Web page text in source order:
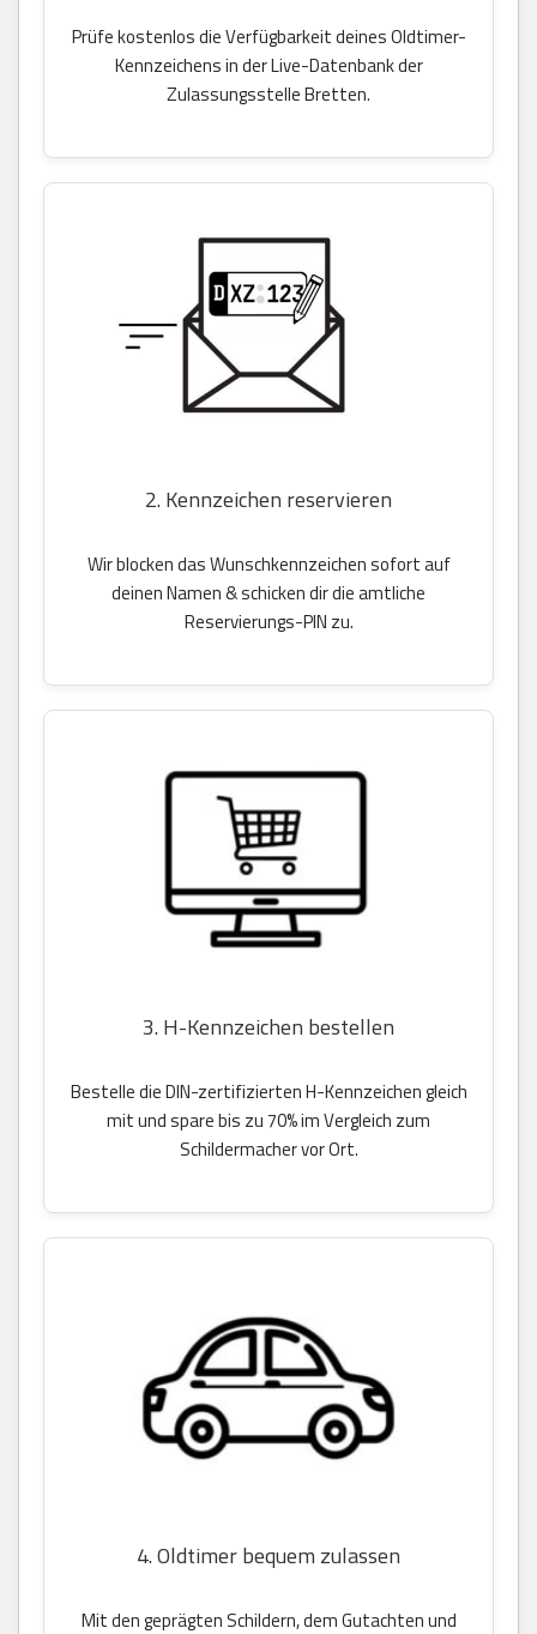
Prüfe kostenlos die Verfügbarkeit deines Oldtimer-
Kennzeichens in der Live-Datenbank der
Zulassungsstelle Bretten.
2. Kennzeichen reservieren
Wir blocken das Wunschkennzeichen sofort auf
deinen Namen & schicken dir die amtliche
Reservierungs-PIN zu.
3. H-Kennzeichen bestellen
Bestelle die DIN-zertifizierten H-Kennzeichen gleich
mit und spare bis zu 70% im Vergleich zum
Schildermacher vor Ort.
4. Oldtimer bequem zulassen
Mit den geprägten Schildern, dem Gutachten und